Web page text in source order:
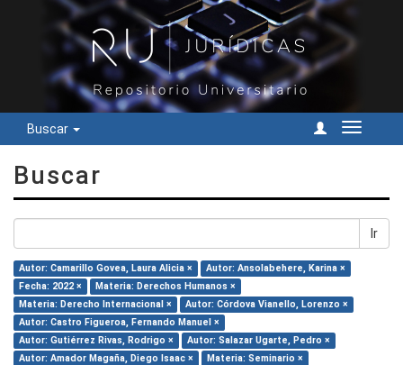
Buscar
Cambiar
Buscar
Ir
Autor: Camarillo Govea, Laura Alicia ×
Autor: Ansolabehere, Karina ×
Fecha: 2022 ×
Materia: Derechos Humanos ×
Materia: Derecho Internacional ×
Autor: Córdova Vianello, Lorenzo ×
Autor: Castro Figueroa, Fernando Manuel ×
Autor: Gutiérrez Rivas, Rodrigo ×
Autor: Salazar Ugarte, Pedro ×
Autor: Amador Magaña, Diego Isaac ×
Materia: Seminario ×